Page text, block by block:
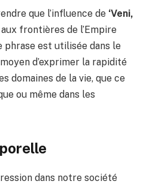
que l’influence de ‘Veni,
aux frontières de l’Empire
phrase est utilisée dans le
d’exprimer la rapidité
domaines de la vie, que ce
ou même dans les
dans notre société